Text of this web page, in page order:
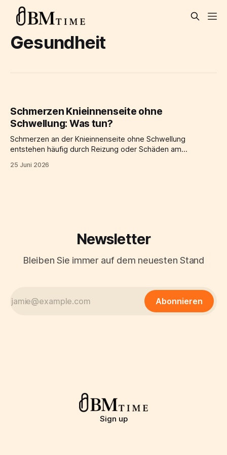
Gesundheit
Schmerzen Knieinnenseite ohne
Schwellung: Was tun?
Schmerzen an der Knieinnenseite ohne Schwellung
entstehen häufig durch Reizung oder Schäden am
äußerlich nichts zu sehen ist. Typisch ist die Alltagssituation,
25 Juni 2026
Newsletter
Bleiben Sie immer auf dem neuesten Stand
Abonnieren
Sign up